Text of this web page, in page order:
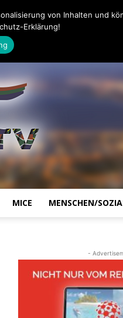
MICE MENSCHEN/
-
von Inhalten und
Erklärung!